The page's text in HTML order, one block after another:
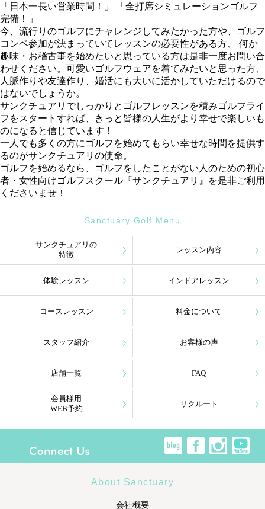
「日本一長い営業時間！」 「全打席シミュレーションゴルフ
完備！」
今、流行りのゴルフにチャレンジしてみたかった方や、ゴルフ
コンペ参加が決まっていてレッスンの必要性がある方、 何か
趣味・お稽古事を始めたいと思っている方は是非一度お問い合
わせください。可愛いゴルフウェアを着てみたいと思った方、
人脈作りや友達作り、婚活にも大いに活かしていただけるので
はないでしょうか。
サンクチュアリでしっかりとゴルフレッスンを積みゴルフライ
フをスタートすれば、きっと皆様の人生がより幸せで楽しいも
のになると信じています！
一人でも多くの方にゴルフを始めてもらい幸せな時間を提供す
るのがサンクチュアリの使命。
ゴルフを始めるなら、ゴルフをしたことがない人のための初心
者・女性向けゴルフスクール『サンクチュアリ』を是非ご利用
くださいませ！
Sanctuary Golf Menu
サンクチュアリの
特徴
レッスン内容
体験レッスン インドアレッスン
コースレッスン 料金について
スタッフ紹介 お客様の声
店舗一覧 FAQ
会員様用
WEB予約
リクルート
About Sanctuary
会社概要